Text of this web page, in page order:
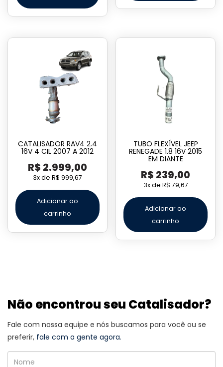
CATALISADOR RAV4 2.4
16V 4 CIL 2007 A 2012
R$ 2.999,00
3x de R$ 999,67
Adicionar ao
carrinho
TUBO FLEXÍVEL JEEP
RENEGADE 1.8 16V 2015
EM DIANTE
R$ 239,00
3x de R$ 79,67
Adicionar ao
carrinho
Não encontrou seu Catalisador?
Fale com nossa equipe e nós buscamos para você ou se
preferir, fale com a gente agora.